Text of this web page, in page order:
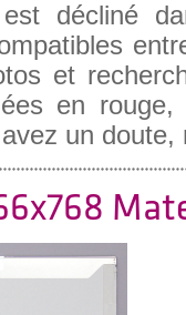
décliné
et
en
un